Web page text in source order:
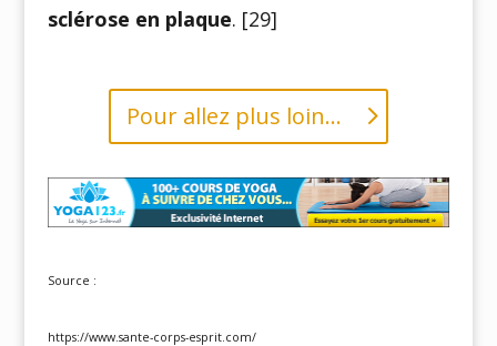
sclérose en plaque. [29]
Pour allez plus loin...
Source :
https://www.sante-corps-esprit.com/